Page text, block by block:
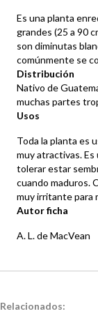
Es una planta
grandes (25 a 90
son diminutas
comúnmente se
Distribución
Nativo de
muchas partes
Usos
Toda la planta es
muy atractivas.
tolerar estar
cuando maduros.
muy irritante para
Autor ficha
A. L. de MacVean
Relacionados: